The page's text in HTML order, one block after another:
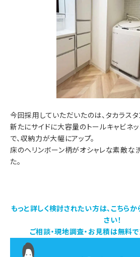
今回採用していただいたのは、タカラスタ
新たにサイドに大容量のトールキャビネ
で、収納力が大幅にアップ。
床のヘリンボーン柄がオシャレな素敵な
た。
もっと詳しく検討されたい方は、こちら
さい！
ご相談・現地調査・お見積は無料